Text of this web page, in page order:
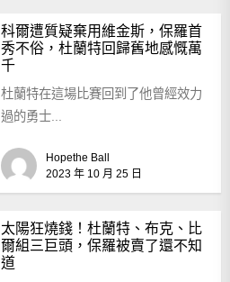
科爾遭質疑棄用維金斯，保羅首
秀不俗，杜蘭特回歸舊地感慨萬
千
杜蘭特在這場比賽回到了他曾經效力
過的勇士...
Hopethe Ball
2023 年 10 月 25 日
太陽狂燒錢！杜蘭特、布克、比
爾組三巨頭，保羅被賣了還不知
道